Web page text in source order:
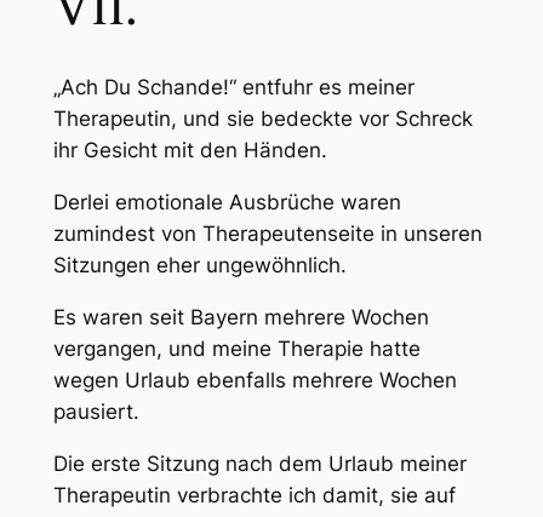
„Ach Du Schande!“ entfuhr es meiner
Therapeutin, und sie bedeckte vor Schreck
ihr Gesicht mit den Händen.
Derlei emotionale Ausbrüche waren
zumindest von Therapeutenseite in unseren
Sitzungen eher ungewöhnlich.
Es waren seit Bayern mehrere Wochen
vergangen, und meine Therapie hatte
wegen Urlaub ebenfalls mehrere Wochen
pausiert.
Die erste Sitzung nach dem Urlaub meiner
Therapeutin verbrachte ich damit, sie auf